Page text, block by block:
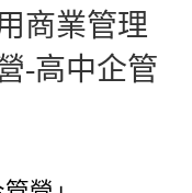
商業管理
-高中企管